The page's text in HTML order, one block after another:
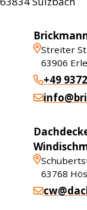
Streiter
63906
+49
63768